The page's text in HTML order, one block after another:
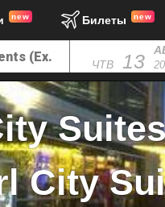
new Билеты new
ЧТВ 13
City